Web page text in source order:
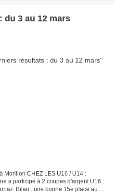
du 3 au 12 mars
Morillon CHEZ LES U16 / U14 :
a participé à 2 coupes d'argent U16 :
Bilan : une bonne 15e place au